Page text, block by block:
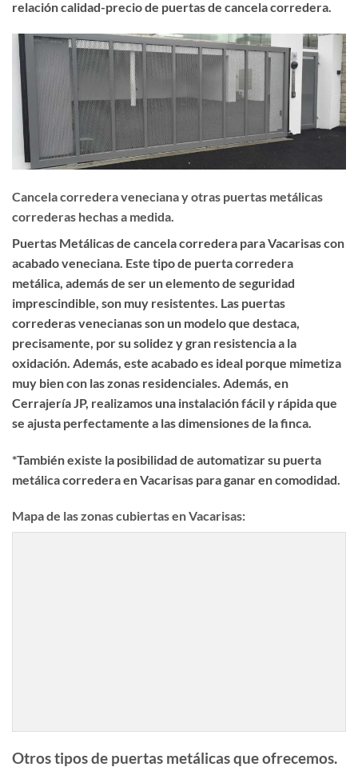
relación calidad-precio de puertas de cancela corredera.
Cancela corredera veneciana y otras puertas metálicas
correderas hechas a medida.
Puertas Metálicas de cancela corredera para Vacarisas con
acabado veneciana. Este tipo de puerta corredera
metálica, además de ser un elemento de seguridad
imprescindible, son muy resistentes. Las puertas
correderas venecianas son un modelo que destaca,
precisamente, por su solidez y gran resistencia a la
oxidación. Además, este acabado es ideal porque mimetiza
muy bien con las zonas residenciales. Además, en
Cerrajería JP, realizamos una instalación fácil y rápida que
se ajusta perfectamente a las dimensiones de la finca.
*También existe la posibilidad de automatizar su puerta
metálica corredera en Vacarisas para ganar en comodidad.
Mapa de las zonas cubiertas en Vacarisas:
Otros tipos de puertas metálicas que ofrecemos.